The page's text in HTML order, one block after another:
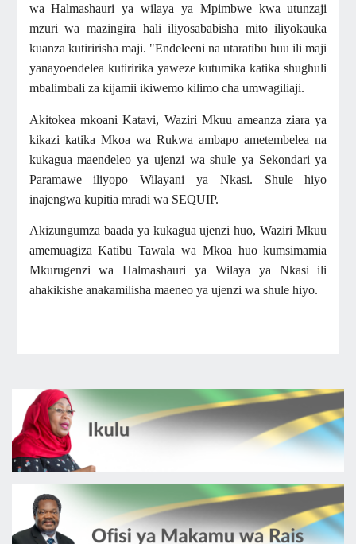
wa Halmashauri ya wilaya ya Mpimbwe kwa utunzaji
mzuri wa mazingira hali iliyosababisha mito iliyokauka
kuanza kutiririsha maji. "Endeleeni na utaratibu huu ili maji
yanayoendelea kutiririka yaweze kutumika katika shughuli
mbalimbali za kijamii ikiwemo kilimo cha umwagiliaji.
Akitokea mkoani Katavi, Waziri Mkuu ameanza ziara ya
kikazi katika Mkoa wa Rukwa ambapo ametembelea na
kukagua maendeleo ya ujenzi wa shule ya Sekondari ya
Paramawe iliyopo Wilayani ya Nkasi. Shule hiyo
inajengwa kupitia mradi wa SEQUIP.
Akizungumza baada ya kukagua ujenzi huo, Waziri Mkuu
amemuagiza Katibu Tawala wa Mkoa huo kumsimamia
Mkurugenzi wa Halmashauri ya Wilaya ya Nkasi ili
ahakikishe anakamilisha maeneo ya ujenzi wa shule hiyo.